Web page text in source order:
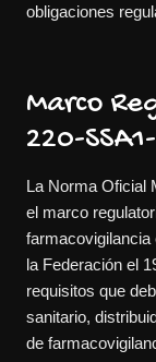
obligaciones
Marco
220-
La Norma Oficial
el marco
farmacovigilancia
la Federación el
requisitos que
sanitario,
de